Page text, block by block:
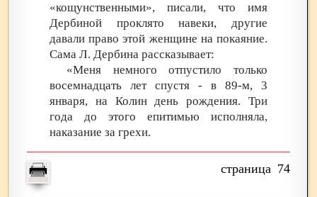
«кощунственными», писали, что имя
Дербиной проклято навеки, другие
давали право этой женщине на покаяние.
Сама Л. Дербина рассказывает:
«Меня немного отпустило только
восемнадцать лет спустя - в 89-м, 3
января, на Колин день рождения. Три
года до этого епитимью исполняла,
наказание за грехи.
74